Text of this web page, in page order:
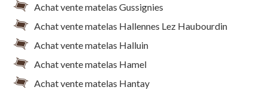
Achat vente matelas Gussignies
Achat vente matelas Hallennes Lez Haubourdin
Achat vente matelas Halluin
Achat vente matelas Hamel
Achat vente matelas Hantay